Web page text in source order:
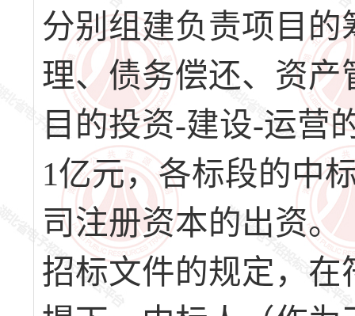
分别组建负责项目
理、债务偿还、资
目的投资-建设-运营
1亿元，各标段的中
司注册资本的出资
招标文件的规定，